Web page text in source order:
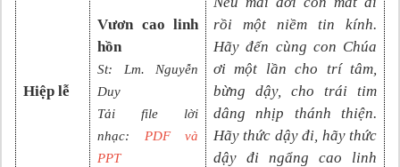
Hiệp lễ
Vươn cao linh
hồn
St: Lm. Nguyễn
Duy
Tải file lời
nhạc:
PDF và
PPT
rồi một niềm tin kính.
Hãy đến cùng con Chúa
ơi một lần cho trí tâm,
bừng dậy, cho trái tim
dâng nhịp thánh thiện.
Hãy thức dậy đi, hãy thức
dậy đi ngẩng cao linh